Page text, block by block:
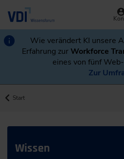
Wie verändert KI unsere
Erfahrung zurWorkforce
eines von fünf
Zur
Start
Wissen